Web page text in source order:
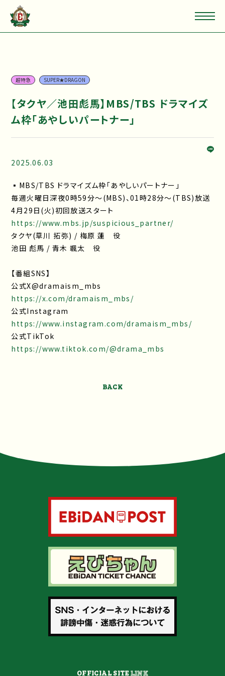
超特急 SUPER★DRAGON
【タクヤ／池田彪馬】MBS/TBS ドラマイズ
ム枠「あやしいパートナー」
2025.06.03
▪MBS/TBS ドラマイズム枠「あやしいパートナー」
毎週火曜日深夜0時59分～(MBS)、01時28分〜(TBS)放送
4月29日(火)初回放送スタート
https://www.mbs.jp/suspicious_partner/
タクヤ(草川 拓弥) / 梅原 蓮 役
池田 彪馬 / 青木 颯太 役
【番組SNS】
公式X@dramaism_mbs
https://x.com/dramaism_mbs/
公式Instagram
https://www.instagram.com/dramaism_mbs/
公式TikTok
https://www.tiktok.com/@drama_mbs
BACK
OFFICIAL SITELINK